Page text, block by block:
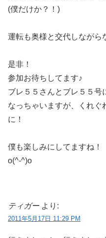
(僕だけか？！)
運転も奥様と交代しなが
是非！
参加お待ちしてます♪
ブレ５５さんとブレ５５号
なっちゃいますが、くれぐ
に！
僕も楽しみにしてますね！
o(^-^)o
ティガー より:
2011年5月17日 11:29 PM